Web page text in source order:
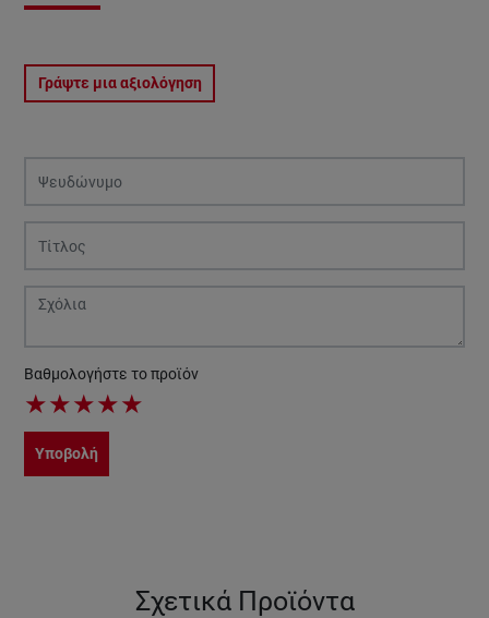
Γράψτε μια αξιολόγηση
Βαθμολογήστε το προϊόν
★★★★★
Υποβολή
Σχετικά Προϊόντα